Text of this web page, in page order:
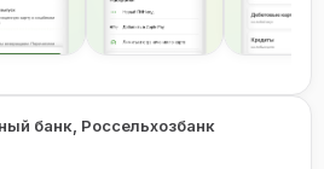
банк, Россельхозбанк